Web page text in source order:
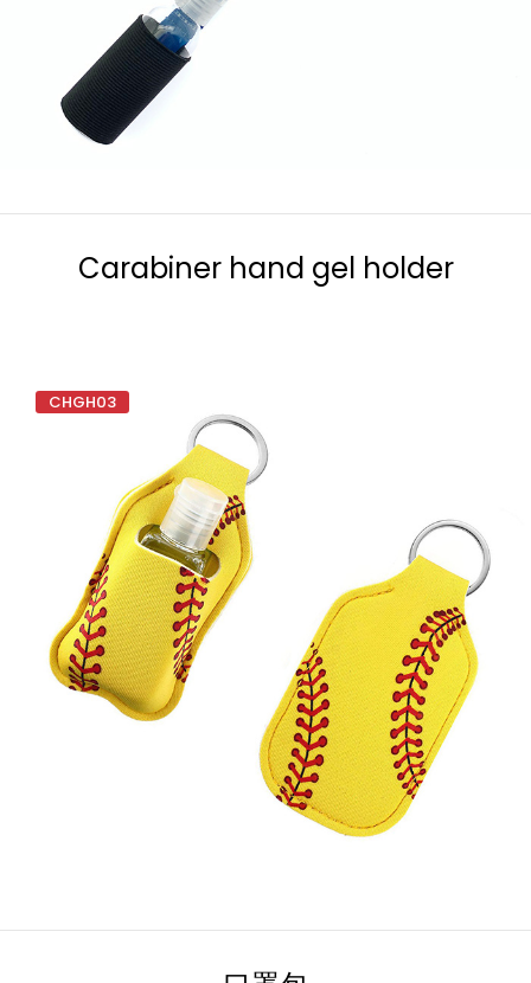
Carabiner hand gel holder
CHGH03